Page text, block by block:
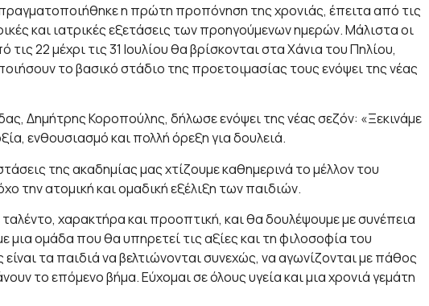
πραγματοποιήθηκε η πρώτη προπόνηση της χρονιάς, έπειτα από τις
και ιατρικές εξετάσεις των προηγούμενων ημερών. Μάλιστα οι
22 μέχρι τις 31 Ιουλίου θα βρίσκονται στα Χάνια του Πηλίου,
το βασικό στάδιο της προετοιμασίας τους ενόψει της νέας
Δημήτρης Κοροπούλης, δήλωσε ενόψει της νέας σεζόν: «Ξεκινάμε
ενθουσιασμό και πολλή όρεξη για δουλειά.
της ακαδημίας μας χτίζουμε καθημερινά το μέλλον του
την ατομική και ομαδική εξέλιξη των παιδιών.
χαρακτήρα και προοπτική, και θα δουλέψουμε με συνέπεια
μια ομάδα που θα υπηρετεί τις αξίες και τη φιλοσοφία του
τα παιδιά να βελτιώνονται συνεχώς, να αγωνίζονται με πάθος
το επόμενο βήμα. Εύχομαι σε όλους υγεία και μια χρονιά γεμάτη